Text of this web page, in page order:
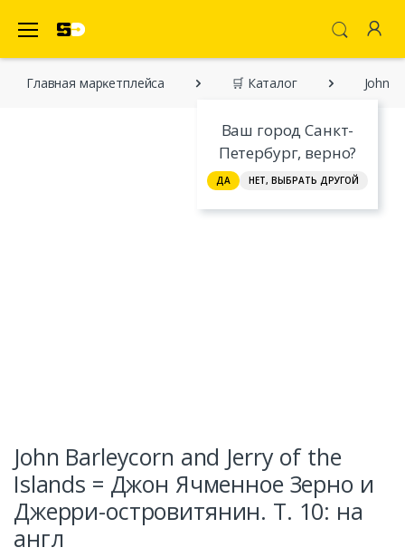
Ваш город Санкт-
Петербург, верно?
ДА НЕТ, ВЫБРАТЬ ДРУГОЙ
Главная марĸетплейса 🛒 Каталог John
John Barleycorn and Jerry of the
Islands = Джон Ячменное Зерно и
Джерри-островитянин. Т. 10: на
англ